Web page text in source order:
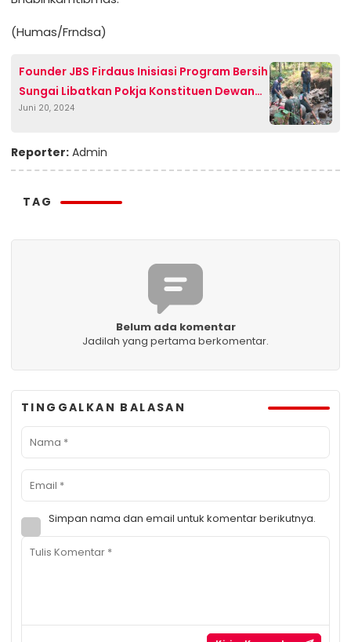
(Humas/Frndsa)
Founder JBS Firdaus Inisiasi Program Bersih
Sungai Libatkan Pokja Konstituen Dewan
Pers Banten
Juni 20, 2024
Reporter: Admin
TAG
Belum ada komentar
Jadilah yang pertama berkomentar.
TINGGALKAN BALASAN
Simpan nama dan email untuk komentar berikutnya.